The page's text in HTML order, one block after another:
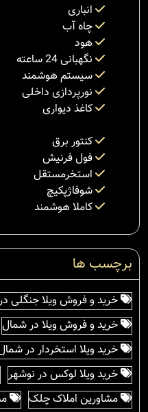
انباری
چاه آب
هود
نگهبانی 24 ساعته
سیستم هوشمند
نورپردازی داخلی
کاغذ دیواری
کنتور برق
فول فرنیش
استخرمستقل
شوفاژپکیچ
کاملا هوشمند
برچسب ها
خرید و فروش ویلا جنگلی
خرید و فروش ویلا در شمال
خرید ویلا استخردار در
خرید ویلا لوکس در نوشهر
مشاورین املاک چلک